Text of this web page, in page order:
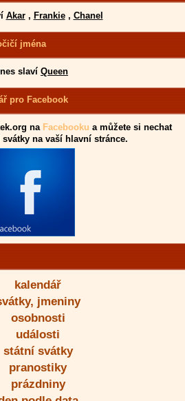
Akar, Frankie, Chanel
jména
slaví Queen
pro Facebook
na Facebooku a můžete si nechat
na vaší hlavní stránce.
kalendář
jmeniny
osobnosti
události
státní svátky
pranostiky
prázdniny